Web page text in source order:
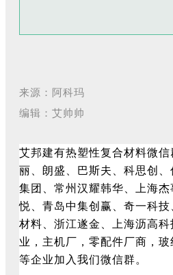
来源：阿科玛
编辑：艾帅帅
艾邦建有热塑性复合材料微
丽、朗盛、巴斯夫、科思创
集团、常州汉耀韩华、上海
悦、青岛中集创赢、奇一科
材料、浙江遂金、上海沥高
业，主机厂，零配件厂商，
等企业加入我们微信群。